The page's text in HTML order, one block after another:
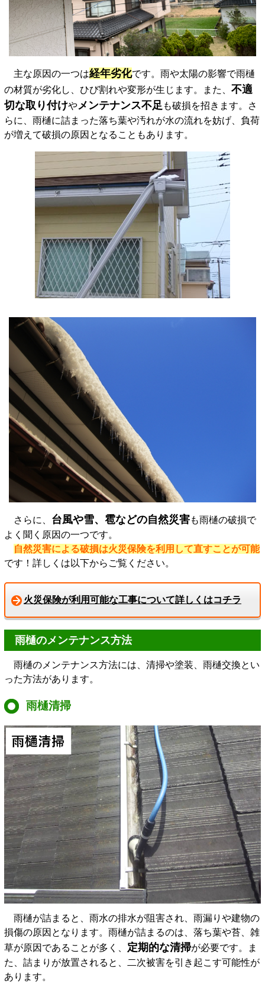
主な原因の一つは経年劣化です。雨や太陽の影響で雨樋
の材質が劣化し、ひび割れや変形が生じます。また、 不適
切な取り付けやメンテナンス不足 も破損を招きます。さ
らに、雨樋に詰まった落ち葉や汚れが水の流れを妨げ、負荷
が増えて破損の原因となることもあります。
さらに、 台風や雪、雹などの自然災害も雨樋の破損で
よく聞く原因の一つです。
自然災害による破損は火災保険を利用して直すことが可能
です！詳しくは以下からご覧ください。
火災保険が利用可能な工事について詳しくはコチラ
雨樋のメンテナンス方法
雨樋のメンテナンス方法には、清掃や塗装、雨樋交換とい
った方法があります。
雨樋清掃
雨樋が詰まると、雨水の排水が阻害され、雨漏りや建物の
損傷の原因となります。雨樋が詰まるのは、落ち葉や苔、雑
草が原因であることが多く、 定期的な清掃が必要です。ま
た、詰まりが放置されると、二次被害を引き起こす可能性が
あります。